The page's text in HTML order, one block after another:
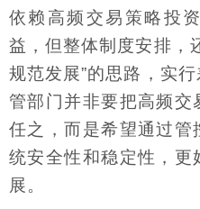
依赖高频交易策略投
益，但整体制度安排，
规范发展”的思路，实
管部门并非要把高频交
任之，而是希望通过管
统安全性和稳定性，更
展。